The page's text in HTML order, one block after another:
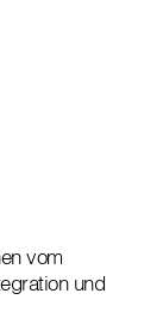
vom
und